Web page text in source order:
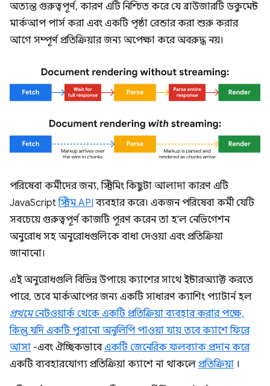
অত্যন্ত গুরুত্বপূর্ণ, কারণ এটি নিশ্চিত করে যে ব্রাউজারটি ডকুমেন্ট
মার্কআপ পার্স করা এবং একটি পৃষ্ঠা রেন্ডার করা শুরু করার
আগে সম্পূর্ণ প্রতিক্রিয়ার জন্য অপেক্ষা করে অবরুদ্ধ নয়।
পরিষেবা কর্মীদের জন্য, স্ট্রিমিং কিছুটা আলাদা কারণ এটি
JavaScriptস্ট্রিম API ব্যবহার করে। একজন পরিষেবা কর্মী যেটি
সবচেয়ে গুরুত্বপূর্ণ কাজটি পূরণ করেন তা হ'ল নেভিগেশন
অনুরোধ সহ অনুরোধগুলিকে বাধা দেওয়া এবং প্রতিক্রিয়া
জানানো।
এই অনুরোধগুলি বিভিন্ন উপায়ে ক্যাশের সাথে ইন্টারঅ্যাক্ট করতে
পারে, তবে মার্কআপের জন্য একটি সাধারণ ক্যাশিং প্যাটার্ন হল
প্রথমেনেটওয়ার্ক থেকে একটি প্রতিক্রিয়া ব্যবহার করার পক্ষে,
কিন্তু যদি একটি পুরানো অনুলিপি পাওয়া যায় তবে ক্যাশে ফিরে
আসা -এবং ঐচ্ছিকভাবেএকটি জেনেরিক ফলব্যাক প্রদান করে
একটি ব্যবহারযোগ্য প্রতিক্রিয়া ক্যাশে না থাকলে প্রতিক্রিয়া ।